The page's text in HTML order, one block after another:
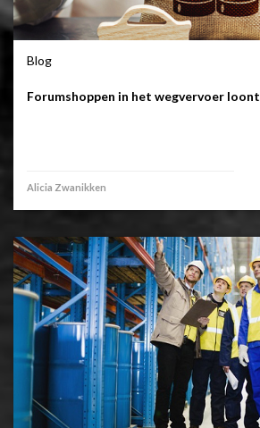
Blog
Forumshoppen in het wegvervoer loont
Alicia Zwanikken